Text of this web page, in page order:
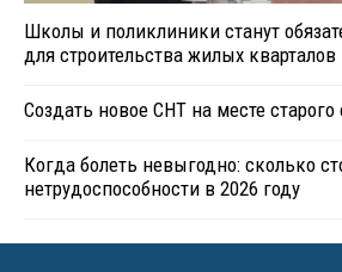
Школы и поликлиники станут
для строительства жилых кварталов
Создать новое СНТ на месте
Когда болеть невыгодно: сколько
нетрудоспособности в 2026 году